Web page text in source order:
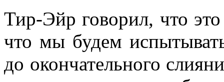
Тир-Эйр говорил, что
что мы будем
до окончательного